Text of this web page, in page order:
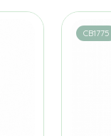
CB1775